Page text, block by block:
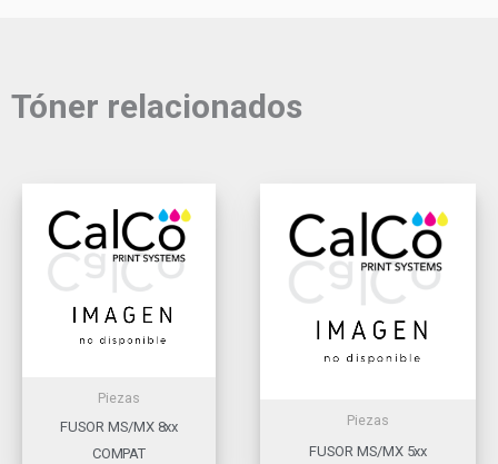
Tóner relacionados
Piezas
FUSOR MS/MX 8xx
COMPAT
Piezas
FUSOR MS/MX 5xx